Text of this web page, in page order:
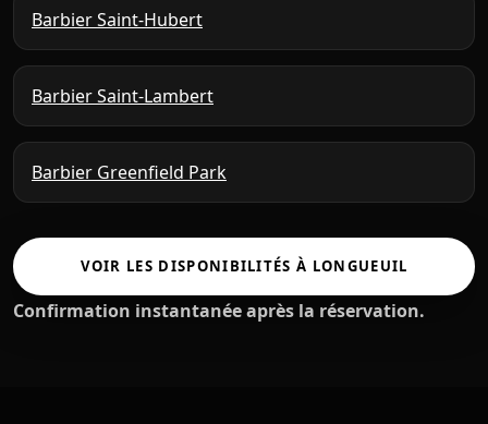
Barbier Saint-Hubert
Barbier Saint-Lambert
Barbier Greenfield Park
VOIR LES DISPONIBILITÉS À LONGUEUIL
Confirmation instantanée après la réservation.